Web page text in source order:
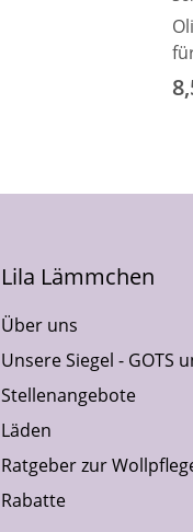
Lila Lämmchen
Über uns
Unsere Siegel - GOTS
Stellenangebote
Läden
Ratgeber zur
Rabatte